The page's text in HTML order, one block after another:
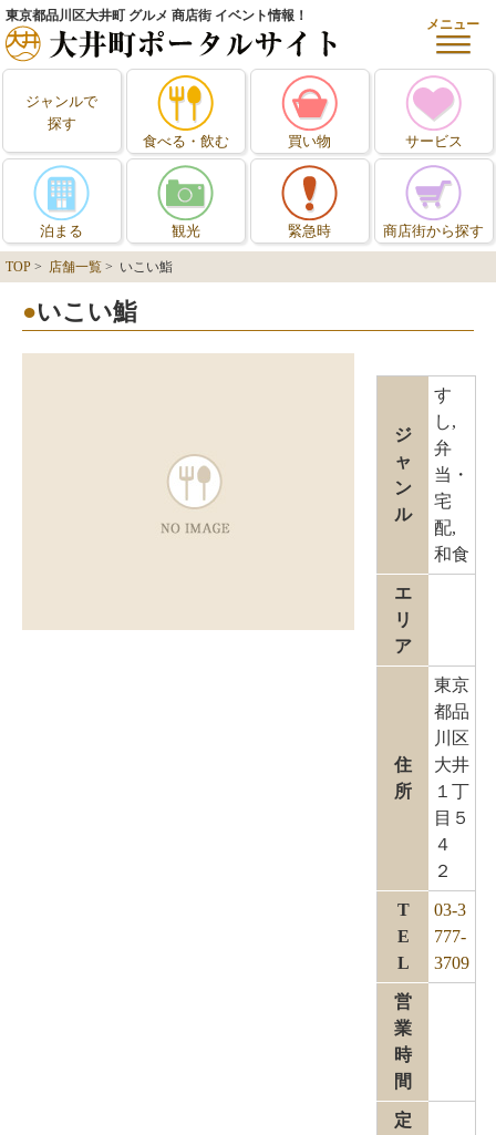
東京都品川区大井町 グルメ 商店街 イベント情報！
メニュー
ジャンルで
探す
食べる・飲む
買い物 サービス
泊まる 観光 緊急時 商店街から探す
TOP > 店舗一覧 > いこい鮨
いこい鮨
ジ
ャ
ン
ル
す
し,
弁
当・
宅
配,
和食
エ
リ
ア
住
所
東京
都品
川区
大井
１丁
目５
４
２
T
E
L
03-3
777-
3709
営
業
時
間
定